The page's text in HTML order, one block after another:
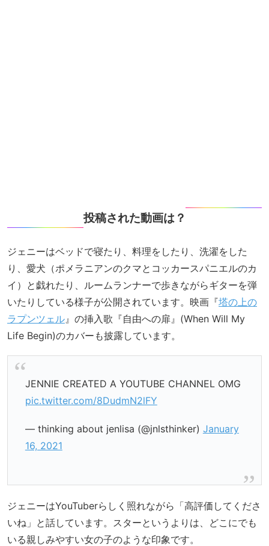
投稿された動画は？
ジェニーはベッドで寝たり、料理をしたり、洗濯をした
り、愛犬（ポメラニアンのクマとコッカースパニエルのカ
イ）と戯れたり、ルームランナーで歩きながらギターを弾
いたりしている様子が公開されています。映画『塔の上の
ラプンツェル 』の挿入歌『自由への扉』(When Will My
Life Begin)のカバーも披露しています。
JENNIE CREATED A YOUTUBE CHANNEL OMG
pic.twitter.com/8DudmN2lFY
— thinking about jenlisa (@jnlsthinker) January
16, 2021
ジェニーはYouTuberらしく照れながら「高評価してくださ
いね」と話しています。スターというよりは、どこにでも
いる親しみやすい女の子のような印象です。